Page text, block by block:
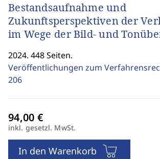
Bestandsaufnahme und
Zukunftsperspektiven der
im Wege der Bild- und
2024. 448 Seiten.
Veröffentlichungen zum
206
inkl. gesetzl. MwSt.
In den Warenkorb